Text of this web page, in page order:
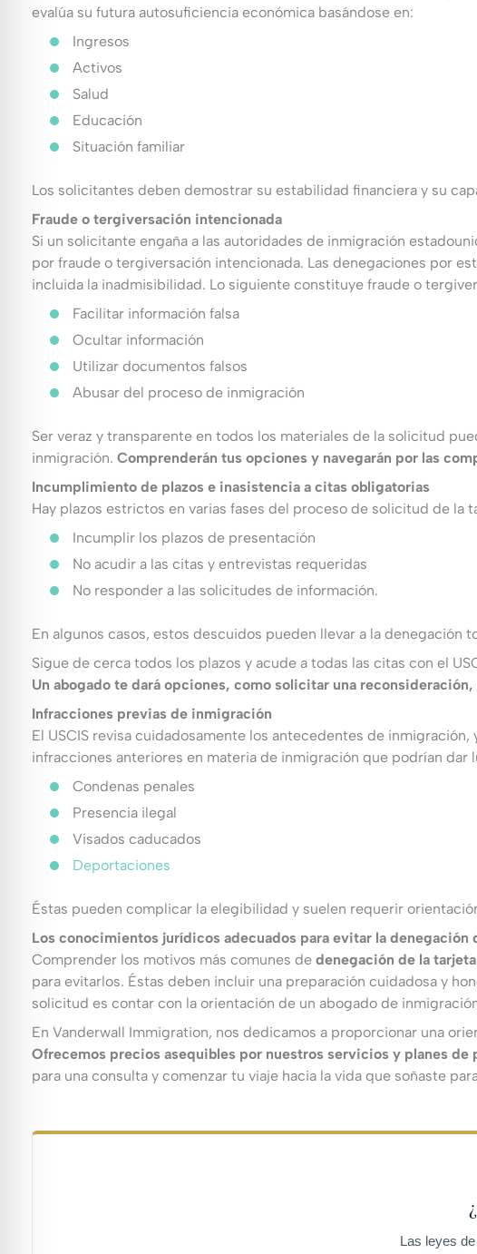
evalúa su futura autosuficiencia económica basándose en:
Ingresos
Activos
Salud
Educación
Situación familiar
Los solicitantes deben demostrar su estabilidad financiera y su
Fraude o tergiversación intencionada
Si un solicitante engaña a las autoridades de inmigración
por fraude o tergiversación intencionada. Las denegaciones por
incluida la inadmisibilidad. Lo siguiente constituye fraude o
Facilitar información falsa
Ocultar información
Utilizar documentos falsos
Abusar del proceso de inmigración
Ser veraz y transparente en todos los materiales de la solicitud
inmigración. Comprenderán tus opciones y navegarán por las
Incumplimiento de plazos e inasistencia a citas obligatorias
Hay plazos estrictos en varias fases del proceso de solicitud de la
Incumplir los plazos de presentación
No acudir a las citas y entrevistas requeridas
No responder a las solicitudes de información.
En algunos casos, estos descuidos pueden llevar a la denegación
Sigue de cerca todos los plazos y acude a todas las citas con el
Un abogado te dará opciones, como solicitar una
Infracciones previas de inmigración
El USCIS revisa cuidadosamente los antecedentes de
infracciones anteriores en materia de inmigración que podrían dar
Condenas penales
Presencia ilegal
Visados caducados
Deportaciones
Éstas pueden complicar la elegibilidad y suelen requerir
Los conocimientos jurídicos adecuados para evitar la denegación
Comprender los motivos más comunes de denegación de la
para evitarlos. Éstas deben incluir una preparación cuidadosa y
solicitud es contar con la orientación de un abogado de
En Vanderwall Immigration, nos dedicamos a proporcionar una
Ofrecemos precios asequibles por nuestros servicios y planes
para una consulta y comenzar tu viaje hacia la vida que soñaste
Las leyes